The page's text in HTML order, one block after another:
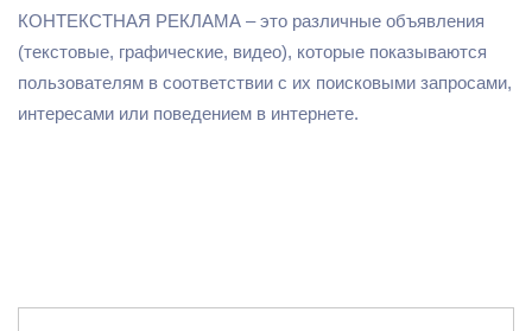
КОНТЕКСТНАЯ РЕКЛАМА – это различные объявления
(текстовые, графические, видео), которые показываются
пользователям в соответствии с их поисковыми запросами,
интересами или поведением в интернете.